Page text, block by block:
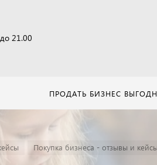
21.00
ПРОДАТЬ БИЗНЕС
Покупка бизнеса - отзывы и кейсы